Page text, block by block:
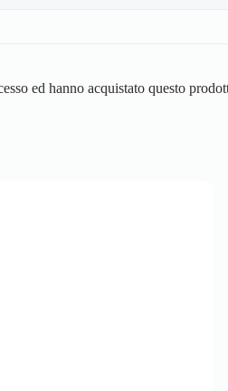
ed hanno acquistato questo